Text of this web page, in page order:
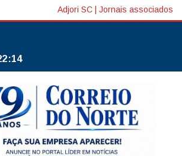
Adjori SC Jornais associados